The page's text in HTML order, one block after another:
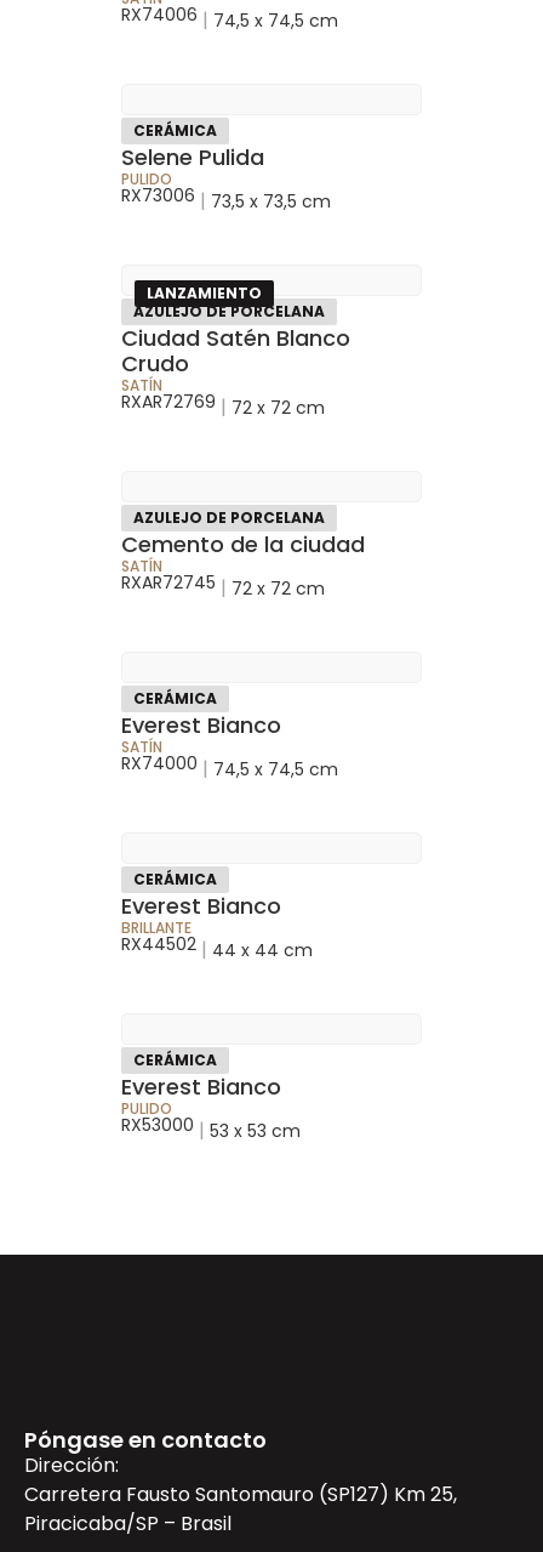
RX74006 | 74,5 x 74,5 cm
CERÁMICA
Selene Pulida
PULIDO
RX73006 | 73,5 x 73,5 cm
LANZAMIENTO
AZULEJO DE PORCELANA
Ciudad Satén Blanco
Crudo
SATÍN
RXAR72769 | 72 x 72 cm
AZULEJO DE PORCELANA
Cemento de la ciudad
SATÍN
RXAR72745 | 72 x 72 cm
CERÁMICA
Everest Bianco
SATÍN
RX74000 | 74,5 x 74,5 cm
CERÁMICA
Everest Bianco
BRILLANTE
RX44502 | 44 x 44 cm
CERÁMICA
Everest Bianco
PULIDO
RX53000 | 53 x 53 cm
Póngase en contacto
Dirección:
Carretera Fausto Santomauro (SP127) Km 25,
Piracicaba/SP – Brasil